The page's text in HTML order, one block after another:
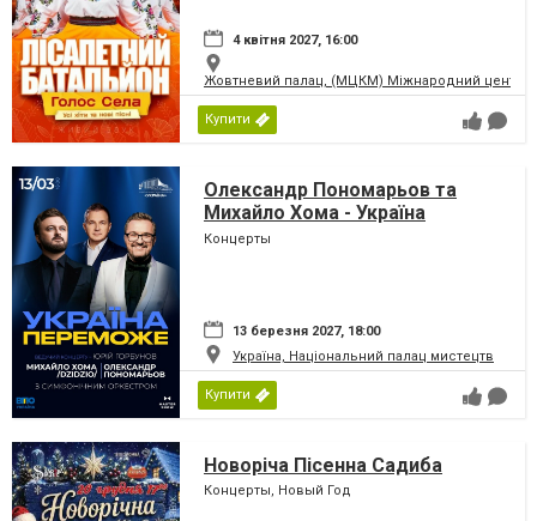
4 квітня 2027, 16:00
Жовтневий палац, (МЦКМ) Міжнародний центр
Купити
Олександр Пономарьов та
Михайло Хома - Україна
Переможе!
Концерты
13 березня 2027, 18:00
Україна, Національний палац мистецтв
Купити
Новоріча Пісенна Садиба
Концерты, Новый Год